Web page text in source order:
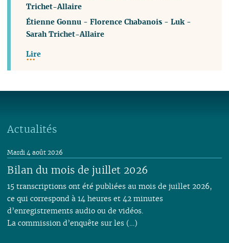
Trichet-Allaire
Étienne Gonnu -Florence Chabanois -Luk-
Sarah Trichet-Allaire
Lire
Actualités
Bilan du mois de juillet 2026
Mardi 4 août 2026
15 transcriptions ont été publiées au mois de juillet 2026,
ce qui correspond à 14 heures et 42 minutes
d’enregistrements audio ou de vidéos.
La commission d’enquête sur les (…)